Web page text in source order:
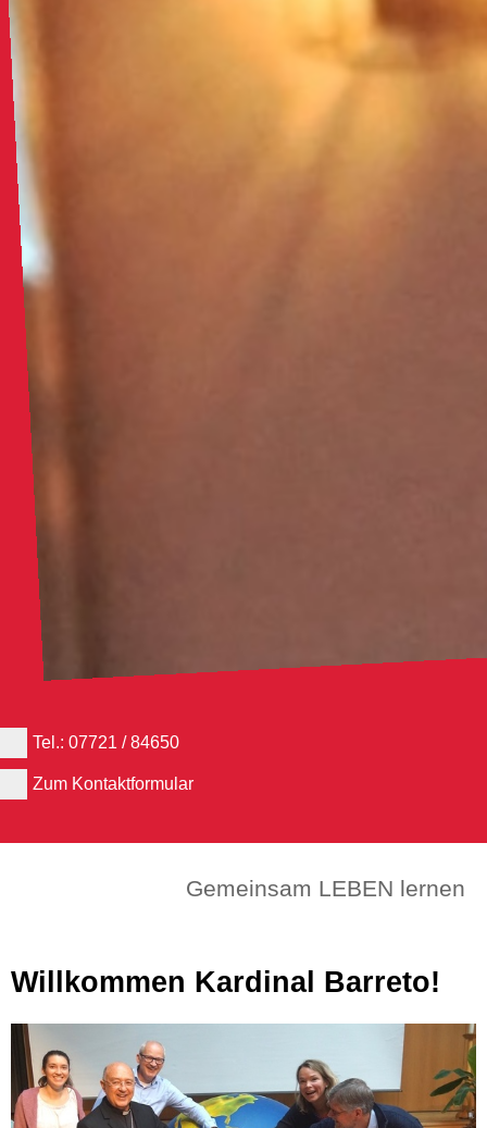
Tel.: 07721 / 84650
Zum Kontaktformular
Gemeinsam LEBEN lernen
Willkommen Kardinal Barreto!